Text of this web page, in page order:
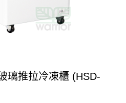
璃推拉冷凍櫃 (HSD-